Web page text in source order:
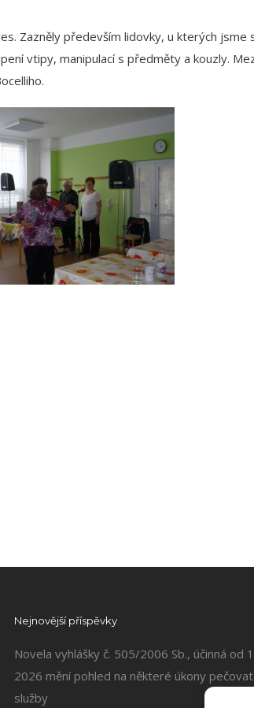
Zazněly především lidovky, u kterých jsme
vtipy, manipulací s předměty a kouzly.
Nejnovější příspěvky
Novela vyhlášky č. 505/2006 Sb., účinná od
2026 mění pohled na některé úkony
služby